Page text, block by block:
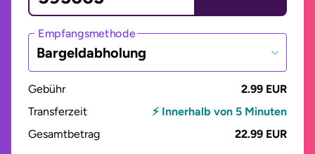
Empfangsmethode
Bargeldabholung
Gebühr
2.99 EUR
Transferzeit
⚡ Innerhalb von 5 Minuten
Gesamtbetrag
22.99 EUR